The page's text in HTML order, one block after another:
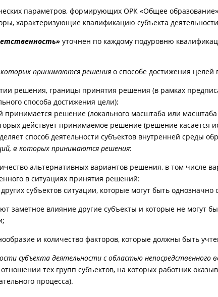
параметров, формирующих ОРК «Общее
характеризующие квалификацию субъекта
уточнен по каждому подуровню
принимаются решения о способе достижения целей
решения, границы принятия решения (в рамках
способа достижения цели);
принимается решение (локального масштаба или
действует принимаемое решение (решение касается
способ деятельности субъектов внутренней среды
в которых принимаются решения:
альтернативных вариантов решения, в том числе
в ситуациях принятия решений:
субъектов ситуации, которые могут быть однозначно
заметное влияние другие субъекты и которые не могут
и количество факторов, которые должны быть
субъекта деятельности с областью непосредственного
тех групп субъектов, на которых работник
процесса).